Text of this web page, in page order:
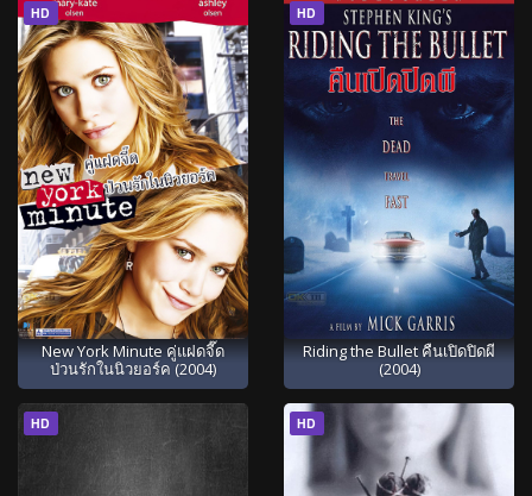
HD
New York Minute คู่แฝดจี๊ด
ป่วนรักในนิวยอร์ค (2004)
HD
Riding the Bullet คืนเปิดปิดผี
(2004)
HD HD